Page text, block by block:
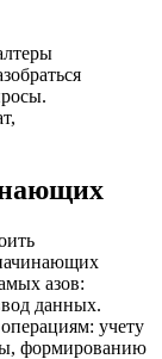
азов:
данных.
учету
формированию